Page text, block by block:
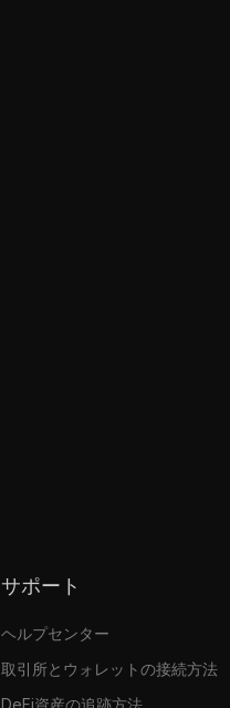
サポート
ヘルプセンター
取引所とウォレットの接続方法
DeFi資産の追跡方法